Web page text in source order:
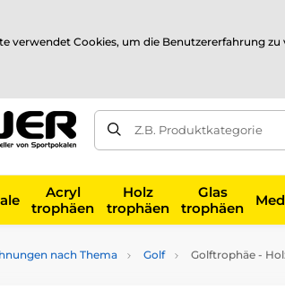
Z.B. Produktkategorie
Acryl
trophäen
Holz
trophäen
Glas
trophäen
nach Thema Golf Golftrophäe -
verwendet Cookies, um die Benutzererfahrung